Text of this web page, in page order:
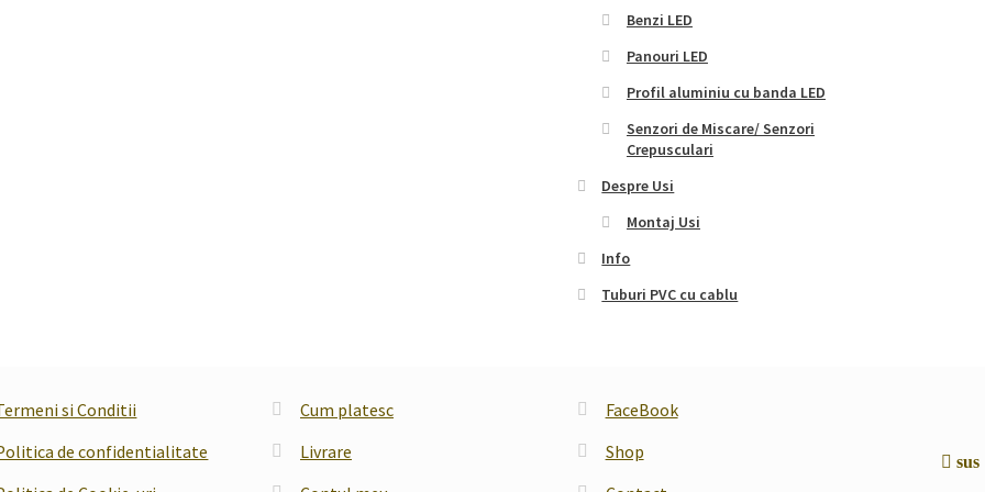
Benzi LED
Panouri LED
Profil aluminiu cu banda LED
Senzori de Miscare/ Senzori
Crepusculari
Despre Usi
Montaj Usi
Info
Tuburi PVC cu cablu
si Conditii
de confidentialitate
Cum platesc
Livrare
FaceBook
Shop
sus